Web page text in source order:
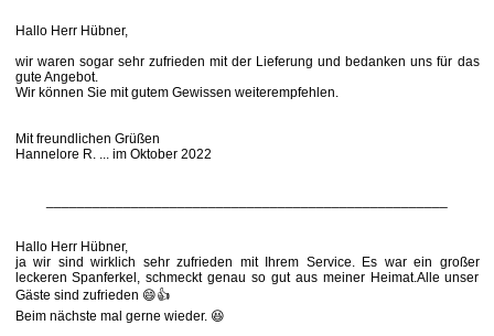
Hallo Herr Hübner,
wir waren sogar sehr zufrieden mit der Lieferung und bedanken uns für das
gute Angebot.
Wir können Sie mit gutem Gewissen weiterempfehlen.
Mit freundlichen Grüßen
Hannelore R. ... im Oktober 2022
Hallo Herr Hübner,
ja wir sind wirklich sehr zufrieden mit Ihrem Service. Es war ein großer
leckeren Spanferkel, schmeckt genau so gut aus meiner Heimat.Alle unser
Gäste sind zufrieden 😄👍
Beim nächste mal gerne wieder. 😆